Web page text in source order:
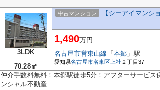
3LDK
70.28㎡
中古マンション 【シーアイマンシ
1,490万円
名古屋市営東山線 「 本郷 」駅
愛知県名古屋市名東区 上社 ２丁目37
仲介手数料無料！本郷駅徒歩5分！アフターサービ
ンシャル不動産